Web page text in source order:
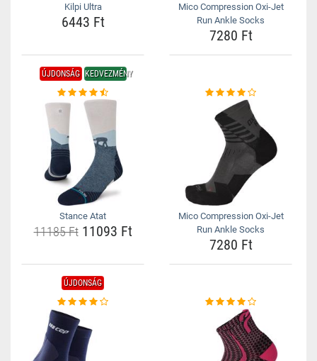
Kilpi Ultra
6443 Ft
Mico Compression Oxi-Jet
Run Ankle Socks
7280 Ft
ÚJDONSÁG KEDVEZMÉNY
Stance Atat
11185 Ft11093 Ft
Mico Compression Oxi-Jet
Run Ankle Socks
7280 Ft
ÚJDONSÁG